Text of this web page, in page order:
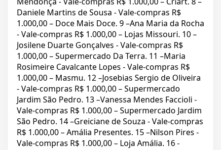
Daniele Martins de Sousa - Vale-compras R$
1.000,00 – Doce Mais Doce. 9 –Ana Maria da Rocha
- Vale-compras R$ 1.000,00 – Lojas Missouri. 10 –
Josilene Duarte Gonçalves - Vale-compras R$
1.000,00 – Supermercado Da Terra. 11 –Maria
Rosimeire Cavalcante Lopes - Vale-compras R$
1.000,00 – Masmu. 12 –Josebias Sergio de Oliveira
- Vale-compras R$ 1.000,00 – Supermercado
Jardim São Pedro. 13 –Vanessa Mendes Faccioli -
Vale-compras R$ 1.000,00 – Supermercado Jardim
São Pedro. 14 –Greiciane de Souza - Vale-compras
R$ 1.000,00 – Amália Presentes. 15 –Nilson Pires -
Vale-compras R$ 1.000,00 – Loja Amália. 16 -